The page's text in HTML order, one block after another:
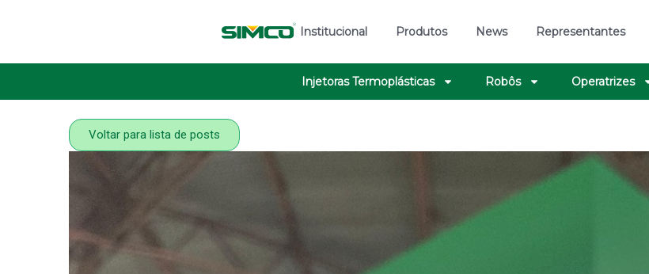
Institucional Produtos News Representantes
Injetoras Termoplásticas Robôs Operatrizes
Voltar para lista de posts